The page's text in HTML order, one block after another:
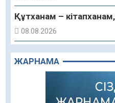
Құтханам –
08.08.2026
Құрылыс қарқыны –
08.08.2026
Зәулім ғимараттарда
азаматтардың
ЖАРНАМА